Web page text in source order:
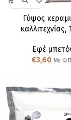
Γύψος
καλλιτεχνίας,
Εφέ
€3,60 Με